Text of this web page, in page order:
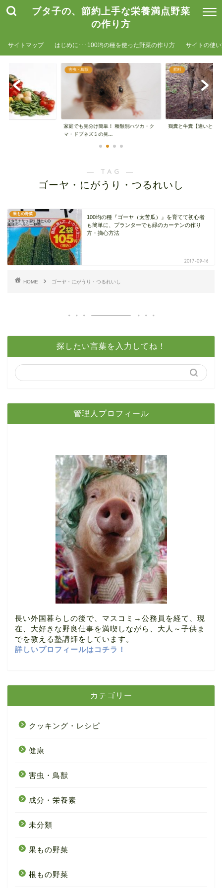
ブタ子の、節約上手な栄養満点野菜
の作り方
サイトマップ はじめに･･･100均の種を使った野菜の作り方 サイトの使
害虫・鳥獣
家庭でも見分け簡単！ 種類別ハツカ・ク
マ・ドブネズミの見...
肥料
鶏糞と牛糞【違いと使
― TAG ―
ゴーヤ・にがうり・つるれいし
果もの野菜
100均の種『ゴーヤ（太苦瓜）』を育てて初心者
も簡単に、プランターでも緑のカーテンの作り
方・摘心方法
2017-09-16
HOME ゴーヤ・にがうり・つるれいし
探したい言葉を入力してね！
管理人プロフィール
長い外国暮らしの後で、マスコミ→公務員を経て、現
在、大好きな野良仕事を満喫しながら、大人～子供ま
でを教える塾講師をしています。
詳しいプロフィールはコチラ！
カテゴリー
クッキング・レシピ
健康
害虫・鳥獣
成分・栄養素
未分類
果もの野菜
根もの野菜